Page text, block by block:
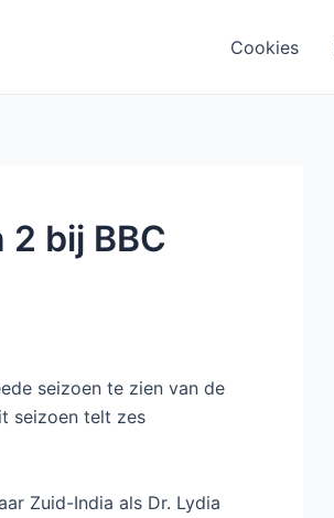
Cookies
bij BBC
seizoen te zien van de
seizoen telt zes
Zuid-India als Dr. Lydia